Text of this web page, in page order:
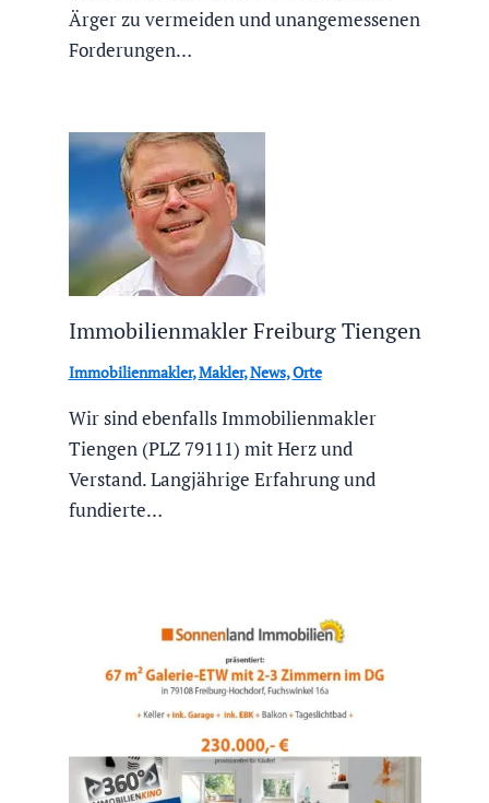
Ärger zu vermeiden und unangemessenen
Forderungen…
Immobilienmakler Freiburg Tiengen
Immobilienmakler,Makler,News,Orte
Wir sind ebenfalls Immobilienmakler
Tiengen (PLZ 79111) mit Herz und
Verstand. Langjährige Erfahrung und
fundierte…